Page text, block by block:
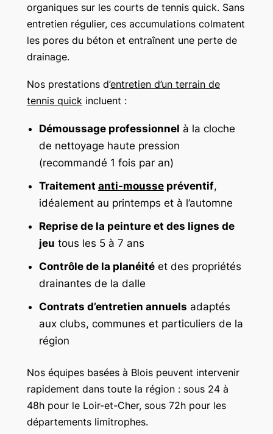
organiques sur les courts de tennis quick. Sans
entretien régulier, ces accumulations colmatent
les pores du béton et entraînent une perte de
drainage.
Nos prestations d’entretien d’un terrain de
tennis quick incluent :
Démoussage professionnel à la cloche
de nettoyage haute pression
(recommandé 1 fois par an)
Traitement anti-moussepréventif,
idéalement au printemps et à l’automne
Reprise de la peinture et des lignes de
jeu tous les 5 à 7 ans
Contrôle de la planéitéet des propriétés
drainantes de la dalle
Contrats d’entretien annuels adaptés
aux clubs, communes et particuliers de la
région
Nos équipes basées à Blois peuvent intervenir
rapidement dans toute la région : sous 24 à
48h pour le Loir-et-Cher, sous 72h pour les
départements limitrophes.